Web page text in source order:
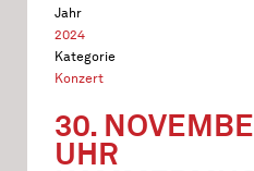
Jahr
2024
Kategorie
Konzert
30.
UHR